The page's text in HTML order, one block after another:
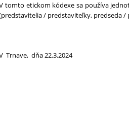
tomto etickom kódexe sa používa
/ predstaviteľky, predseda /
Trnave, dňa 22.3.2024